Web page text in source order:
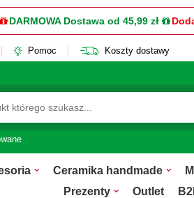
DARMOWA Dostawa od 45,99 zł
Pomoc Koszty dostawy
Ceramika handmade
Prezenty
Outlet